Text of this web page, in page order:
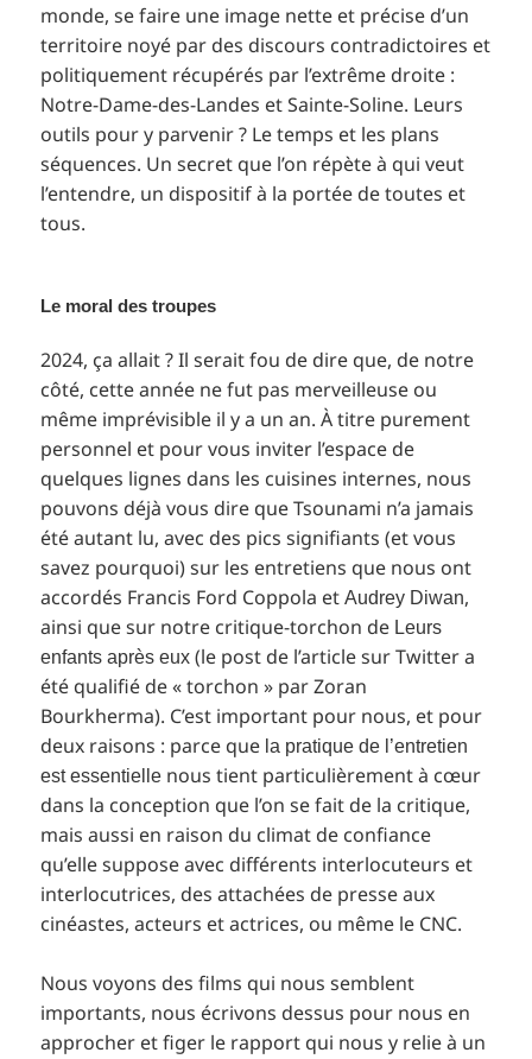
monde, se faire une image nette et précise d’un
territoire noyé par des discours contradictoires et
politiquement récupérés par l’extrême droite :
Notre-Dame-des-Landes et Sainte-Soline. Leurs
outils pour y parvenir ? Le temps et les plans
séquences. Un secret que l’on répète à qui veut
l’entendre, un dispositif à la portée de toutes et
tous.
Le moral des troupes
2024, ça allait ? Il serait fou de dire que, de notre
côté, cette année ne fut pas merveilleuse ou
même imprévisible il y a un an. À titre purement
personnel et pour vous inviter l’espace de
quelques lignes dans les cuisines internes, nous
pouvons déjà vous dire que Tsounami n’a jamais
été autant lu, avec des pics signifiants (et vous
savez pourquoi) sur les entretiens que nous ont
accordés Francis Ford Coppola etAudrey Diwan,
ainsi que sur notre critique-torchon de Leurs
enfants après eux (le post de l’article sur Twitter a
été qualifié de « torchon » par Zoran
Bourkherma). C’est important pour nous, et pour
deux raisons : parce que la pratique de l’entretien
est essentielle nous tient particulièrement à cœur
dans la conception que l’on se fait de la critique,
mais aussi en raison du climat de confiance
qu’elle suppose avec différents interlocuteurs et
interlocutrices, des attachées de presse aux
cinéastes, acteurs et actrices, ou même le CNC.
Nous voyons des films qui nous semblent
importants, nous écrivons dessus pour nous en
approcher et figer le rapport qui nous y relie à un